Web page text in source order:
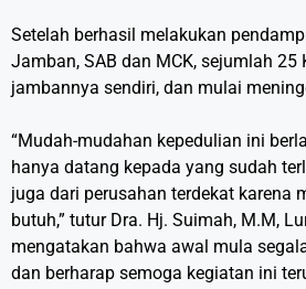
Setelah berhasil melakukan
Jamban, SAB dan MCK, sejumlah 25
jambannya sendiri, dan mulai
“Mudah-mudahan kepedulian ini
hanya datang kepada yang sudah
juga dari perusahan terdekat karena
butuh,” tutur Dra. Hj. Suimah, M.M,
mengatakan bahwa awal mula
dan berharap semoga kegiatan ini